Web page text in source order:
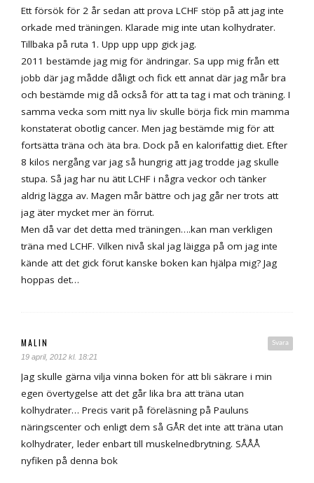
Ett försök för 2 år sedan att prova LCHF stöp på att jag inte
orkade med träningen. Klarade mig inte utan kolhydrater.
Tillbaka på ruta 1. Upp upp upp gick jag.
2011 bestämde jag mig för ändringar. Sa upp mig från ett
jobb där jag mådde dåligt och fick ett annat där jag mår bra
och bestämde mig då också för att ta tag i mat och träning. I
samma vecka som mitt nya liv skulle börja fick min mamma
konstaterat obotlig cancer. Men jag bestämde mig för att
fortsätta träna och äta bra. Dock på en kalorifattig diet. Efter
8 kilos nergång var jag så hungrig att jag trodde jag skulle
stupa. Så jag har nu ätit LCHF i några veckor och tänker
aldrig lägga av. Magen mår bättre och jag går ner trots att
jag äter mycket mer än förrut.
Men då var det detta med träningen….kan man verkligen
träna med LCHF. Vilken nivå skal jag läigga på om jag inte
kände att det gick förut kanske boken kan hjälpa mig? Jag
hoppas det…
Svara
MALIN
19 april, 2012 kl. 18:21
Jag skulle gärna vilja vinna boken för att bli säkrare i min
egen övertygelse att det går lika bra att träna utan
kolhydrater… Precis varit på föreläsning på Pauluns
näringscenter och enligt dem så GÅR det inte att träna utan
kolhydrater, leder enbart till muskelnedbrytning. SÅÅÅ
nyfiken på denna bok